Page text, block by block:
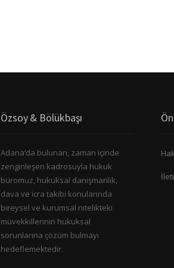
Özsoy & Bölükbaşı
Adana’da bulunan, zaman içinde
zenginleşen kadrosuyla hukuk
büromuz, hukuksal danışmanlık,
dava ve icra takibi konularında
bireysel ve kurumsal nitelikteki
müvekkillerinin hukuksal
sorunlarına çözüm bulmayı
hedeflemektedir.